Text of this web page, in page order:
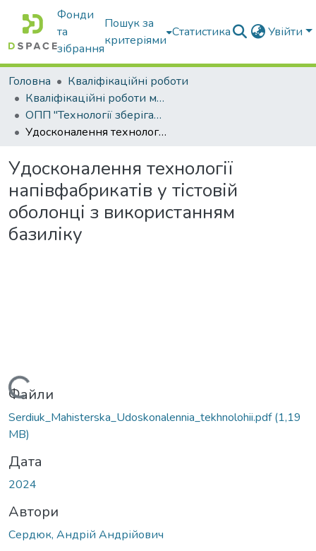
Фонди
та
зібрання
Пошук за
критеріями
Статистика Увійти
Головна
Кваліфікаційні роботи
Кваліфікаційні роботи магістрів
ОПП "Технології зберігання, консервування та переробки м’яса"
Удосконалення технології напівфабрикатів у тістовій оболонці з використанням базиліку
Удосконалення технології
напівфабрикатів у тістовій
оболонці з використанням
базиліку
Вантажиться...
Файли
Serdiuk_Mahisterska_Udoskonalennia_tekhnolohii.pdf(1,19
MB)
Дата
2024
Автори
Сердюк, Андрій Андрійович